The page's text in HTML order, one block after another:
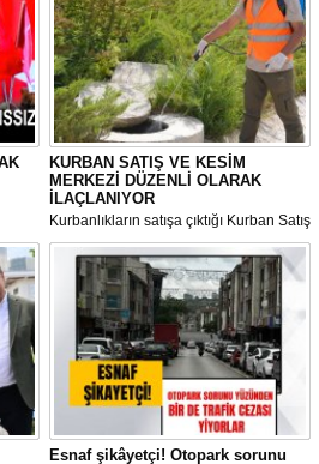
KURBAN SATIŞ VE KESİM
MERKEZİ DÜZENLİ OLARAK
İLAÇLANIYOR
Kurbanlıkların satışa çıktığı Kurban Satış
ve Kesim Merkezi, haşere ve
mikropların önüne geçilmesi amacıyla
her gün Gölbaşı Belediyesi ekipleri
tarafından düzenli olarak ilaçlanıyor.
Esnaf şikâyetçi! Otopark sorunu